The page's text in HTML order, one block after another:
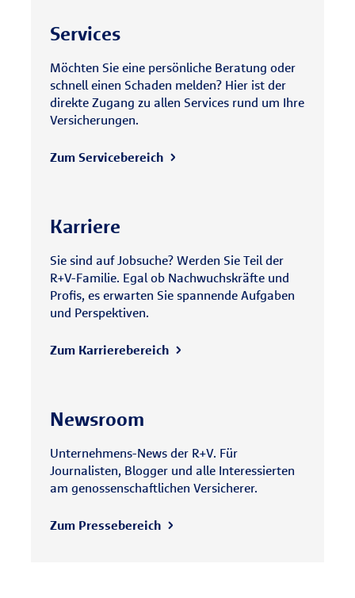
Services
Möchten Sie eine persönliche Beratung oder
schnell einen Schaden melden? Hier ist der
direkte Zugang zu allen Services rund um Ihre
Versicherungen.
Zum Servicebereich
Karriere
Sie sind auf Jobsuche? Werden Sie Teil der
R+V-Familie. Egal ob Nachwuchskräfte und
Profis, es erwarten Sie spannende Aufgaben
und Perspektiven.
Zum Karrierebereich
Newsroom
Unternehmens-News der R+V. Für
Journalisten, Blogger und alle Interessierten
am genossenschaftlichen Versicherer.
Zum Pressebereich